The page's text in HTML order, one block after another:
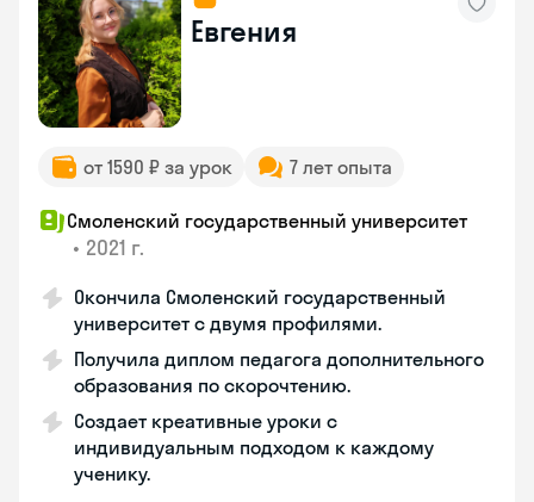
Евгения
от 1590 ₽ за урок 7 лет опыта
Смоленский государственный университет
• 2021 г.
Окончила Смоленский государственный
университет с двумя профилями.
Получила диплом педагога дополнительного
образования по скорочтению.
Создает креативные уроки с
индивидуальным подходом к каждому
ученику.